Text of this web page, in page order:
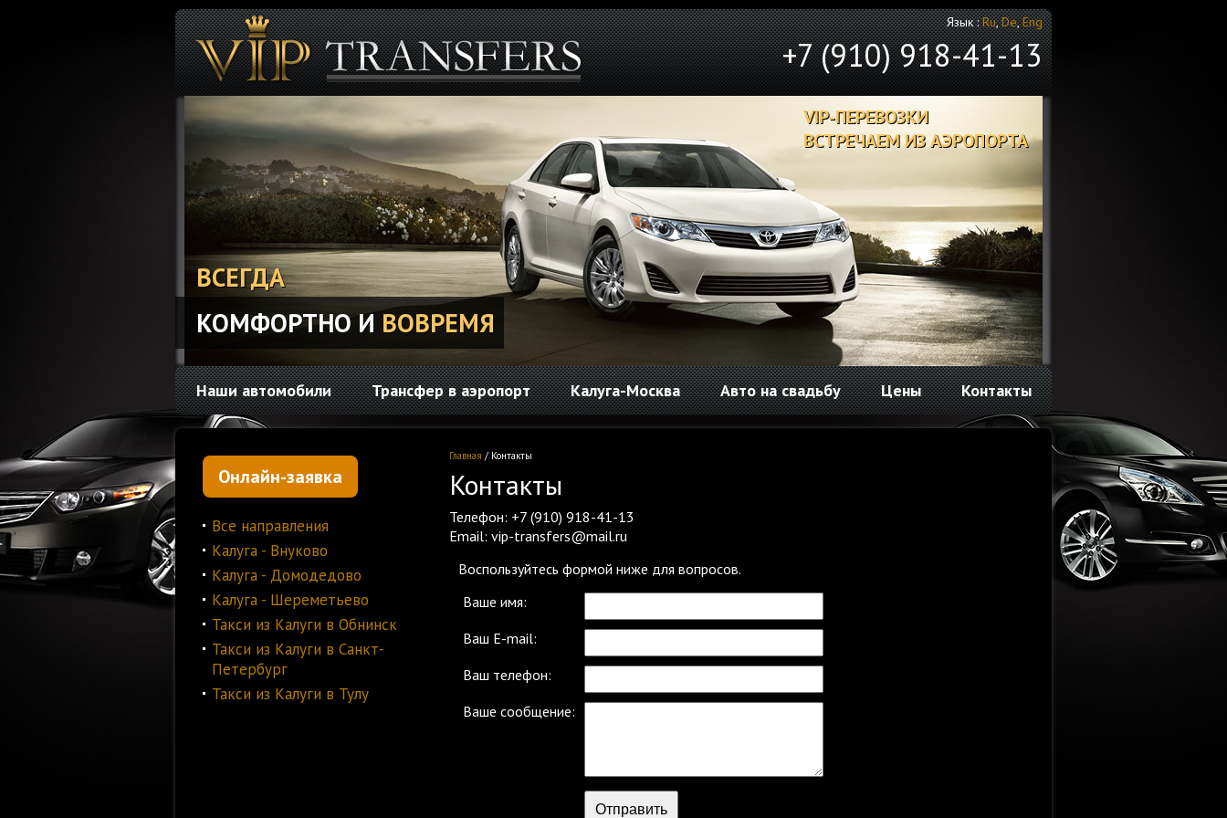
Язык :Ru,De,Eng
+7 (910) 918-41-13
VIP-ПЕРЕВОЗКИ
ВСТРЕЧАЕМ ИЗ АЭРОПОРТА
ВСЕГДА
КОМФОРТНО ИВОВРЕМЯ
Наши автомобили Трансфер в аэропорт Калуга-Москва Авто на свадьбу Цены Контакты
Онлайн-заявка
Все направления
Калуга - Внуково
Калуга - Домодедово
Калуга - Шереметьево
Такси из Калуги в Обнинск
Такси из Калуги в Санкт-
Петербург
Такси из Калуги в Тулу
Главная / Контакты
Контакты
Телефон: +7 (910) 918-41-13
Email: vip-transfers@mail.ru
Воспользуйтесь формой ниже для вопросов.
Ваше имя:
Ваш E-mail:
Ваш телефон:
Ваше сообщение: